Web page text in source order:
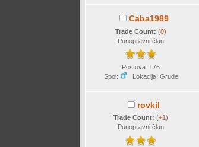
Caba1989
Trade Count:(0)
Punopravni član
Postova: 176
Spol:
Lokacija: Grude
rovkil
Trade Count:(+1)
Punopravni član